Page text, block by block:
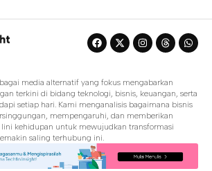
media alternatif yang fokus mengabarkan
terkini di bidang teknologi, bisnis, keuangan, serta
setiap hari. Kami menganalisis bagaimana bisnis
mempengaruhi, dan memberikan
kehidupan untuk mewujudkan transformasi
saling terhubung ini.